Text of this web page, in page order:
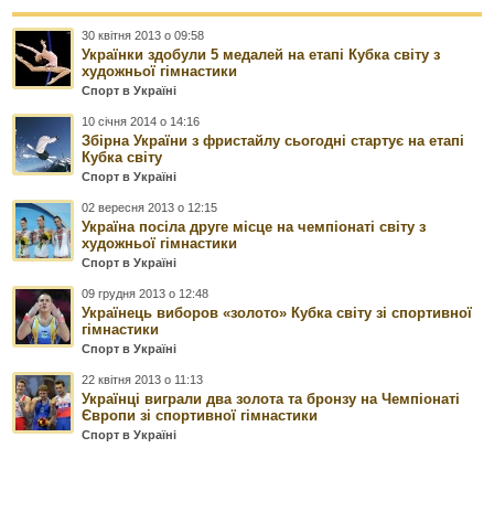
30 квітня 2013 о 09:58
Українки здобули 5 медалей на етапі Кубка світу з
художньої гімнастики
Спорт в Україні
10 січня 2014 о 14:16
Збірна України з фристайлу сьогодні стартує на етапі
Кубка світу
Спорт в Україні
02 вересня 2013 о 12:15
Україна посіла друге місце на чемпіонаті світу з
художньої гімнастики
Спорт в Україні
09 грудня 2013 о 12:48
Українець виборов «золото» Кубка світу зі спортивної
гімнастики
Спорт в Україні
22 квітня 2013 о 11:13
Українці виграли два золота та бронзу на Чемпіонаті
Європи зі спортивної гімнастики
Спорт в Україні